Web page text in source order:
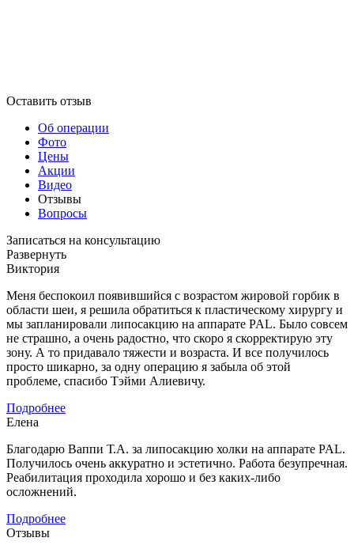
Оставить отзыв
Об операции
Фото
Цены
Акции
Видео
Отзывы
Вопросы
Записаться на консультацию
Развернуть
Виктория
Меня беспокоил появившийся с возрастом жировой горбик в
области шеи, я решила обратиться к пластическому хирургу и
мы запланировали липосакцию на аппарате PAL. Было совсем
не страшно, а очень радостно, что скоро я скорректирую эту
зону. А то придавало тяжести и возраста. И все получилось
просто шикарно, за одну операцию я забыла об этой
проблеме, спасибо Тэйми Алиевичу.
Подробнее
Елена
Благодарю Ваппи Т.А. за липосакцию холки на аппарате PAL.
Получилось очень аккуратно и эстетично. Работа безупречная.
Реабилитация проходила хорошо и без каких-либо
осложнений.
Подробнее
Отзывы